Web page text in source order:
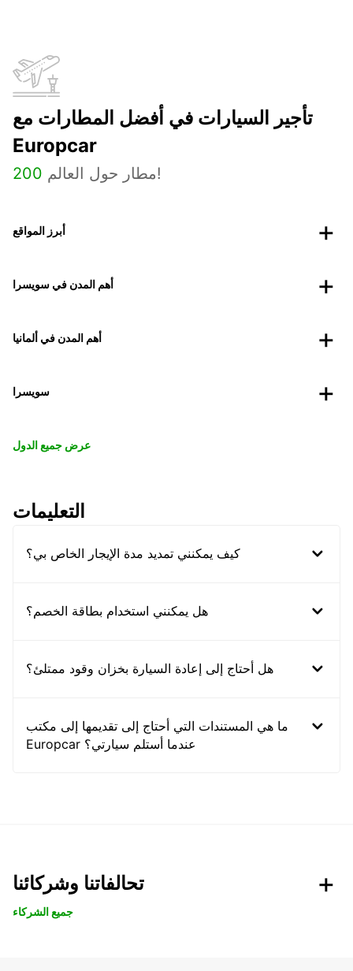
تأجير السيارات في أفضل المطارات مع
Europcar
200 مطار حول العالم!
أبرز المواقع
أهم المدن في سويسرا
أهم المدن في ألمانيا
سويسرا
عرض جميع الدول
التعليمات
كيف يمكنني تمديد مدة الإيجار الخاص بي؟
هل يمكنني استخدام بطاقة الخصم؟
هل أحتاج إلى إعادة السيارة بخزان وقود ممتلئ؟
ما هي المستندات التي أحتاج إلى تقديمها إلى مكتب
Europcar عندما أستلم سيارتي؟
تحالفاتنا وشركائنا
جميع الشركاء